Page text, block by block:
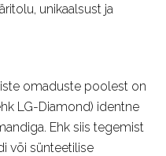
unikaalsust ja
omaduste poolest on
LG-Diamond) identne
Ehk siis tegemist
või sünteetilise